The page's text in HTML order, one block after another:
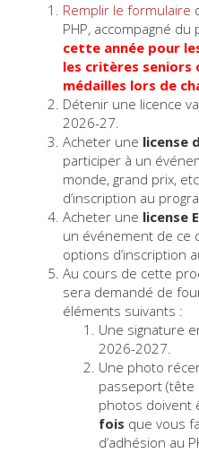
Remplir le formulaire
PHP, accompagné
cette année pour
les critères seniors
médailles lors de
Détenir une licence
2026-27.
Acheter une license
participer à un
monde, grand prix,
d’inscription au
Acheter une license
un événement de ce
options d’inscription
Au cours de cette
sera demandé de
éléments suivants :
Une signature
2026-2027.
Une photo
passeport (tête
photos doivent
fois que vous
d’adhésion au